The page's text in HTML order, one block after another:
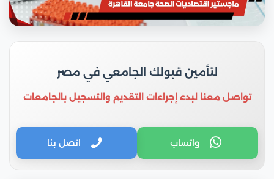
لتأمين قبولك الجامعي في مصر
تواصل معنا لبدء إجراءات التقديم والتسجيل بالجامعات
واتساب اتصل بنا